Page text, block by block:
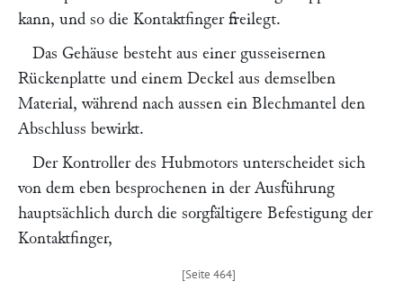
kann, und so die Kontaktfinger freilegt.
Das Gehäuse besteht aus einer gusseisernen
Rückenplatte und einem Deckel aus demselben
Material, während nach aussen ein Blechmantel den
Abschluss bewirkt.
Der Kontroller des Hubmotors unterscheidet sich
von dem eben besprochenen in der Ausführung
hauptsächlich durch die sorgfältigere Befestigung der
Kontaktfinger,